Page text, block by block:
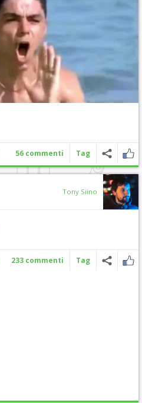
56 commenti Tag
Tony Siino
233 commenti Tag